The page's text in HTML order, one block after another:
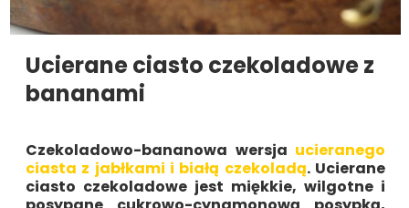
Ucierane ciasto czekoladowe z
bananami
Czekoladowo-bananowa wersja ucieranego
ciasta z jabłkami i białą czekoladą. Ucierane
ciasto czekoladowe jest miękkie, wilgotne i